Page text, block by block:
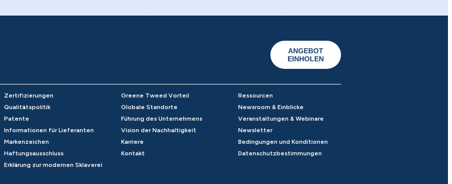
ANGEBOT
EINHOLEN
Zertifizierungen
Qualitätspolitik
Patente
Informationen für Lieferanten
Markenzeichen
Haftungsausschluss
Erklärung zur modernen Sklaverei
Greene Tweed Vorteil
Globale Standorte
Führung des Unternehmens
Vision der Nachhaltigkeit
Karriere
Kontakt
Ressourcen
Newsroom & Einblicke
Veranstaltungen & Webinare
Newsletter
Bedingungen und Konditionen
Datenschutzbestimmungen